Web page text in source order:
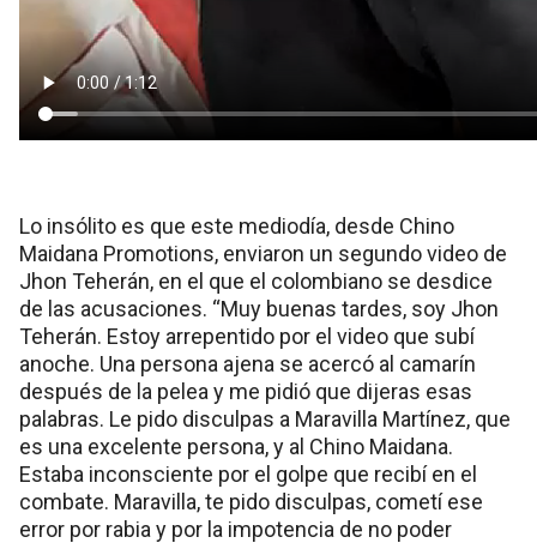
Lo insólito es que este mediodía, desde Chino
Maidana Promotions, enviaron un segundo video de
Jhon Teherán, en el que el colombiano se desdice
de las acusaciones. “Muy buenas tardes, soy Jhon
Teherán. Estoy arrepentido por el video que subí
anoche. Una persona ajena se acercó al camarín
después de la pelea y me pidió que dijeras esas
palabras. Le pido disculpas a Maravilla Martínez, que
es una excelente persona, y al Chino Maidana.
Estaba inconsciente por el golpe que recibí en el
combate. Maravilla, te pido disculpas, cometí ese
error por rabia y por la impotencia de no poder